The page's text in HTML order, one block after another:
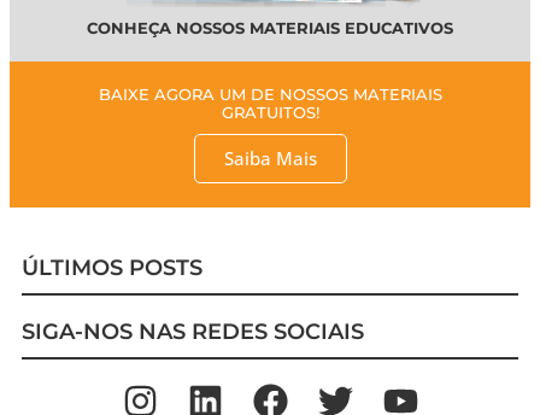
CONHEÇA NOSSOS MATERIAIS EDUCATIVOS
BAIXE AGORA UM DE NOSSOS MATERIAIS
GRATUITOS!
Saiba Mais
ÚLTIMOS POSTS
SIGA-NOS NAS REDES SOCIAIS